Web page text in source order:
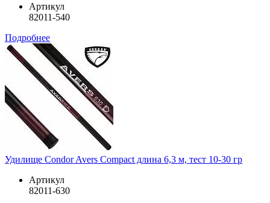
Артикул
82011-540
Подробнее
Удилище Condor Avers Compact длина 6,3 м, тест 10-30 гр
Артикул
82011-630